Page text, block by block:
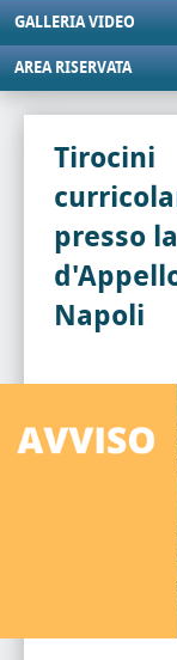
GALLERIA VIDEO
AREA RISERVATA
Tirocini
presso
Napoli